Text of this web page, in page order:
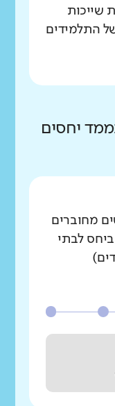
שייכות
התלמידים
יחסים
מחוברים
לבתי